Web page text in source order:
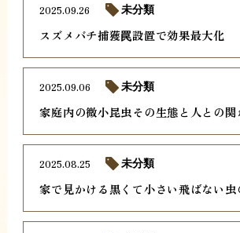
スズメバチ捕獲罠設置で効果最大化
2025.09.26 未分類
家庭内の微小昆虫その生態と人との関
2025.09.06 未分類
家で見かける黒くて小さい飛ばない虫
2025.08.25 未分類